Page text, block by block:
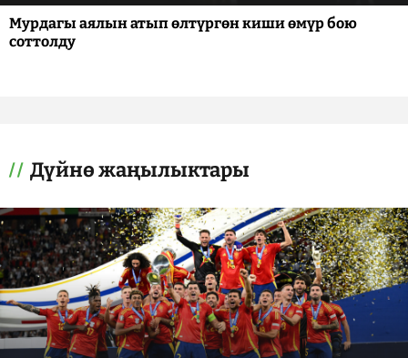
Мурдагы аялын атып өлтүргөн киши өмүр бою
соттолду
Дүйнө жаңылыктары